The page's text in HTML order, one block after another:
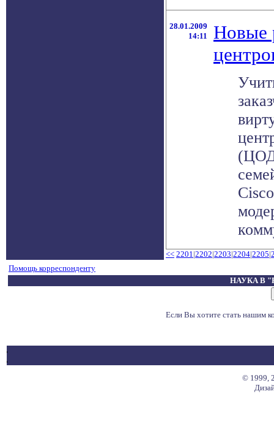
28.01.2009
14:11
Новые
<< 2201|2202|2203|2204|2205|
Помощь корреспонденту
НАУКА В
Если Вы хотите стать нашим
© 1999,